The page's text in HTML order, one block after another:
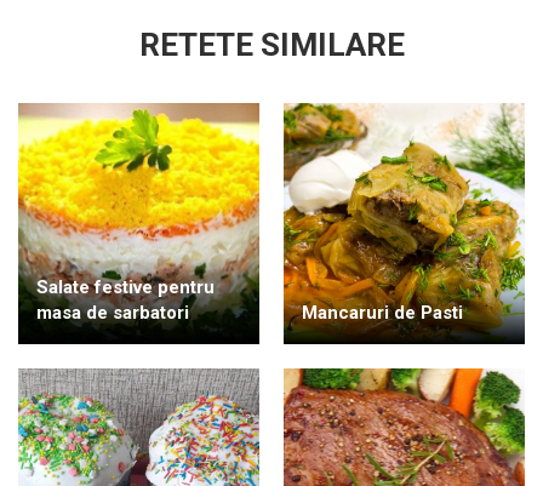
RETETE SIMILARE
Salate festive pentru
masa de sarbatori
Mancaruri de Pasti